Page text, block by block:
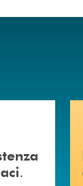
Contattaci .
.